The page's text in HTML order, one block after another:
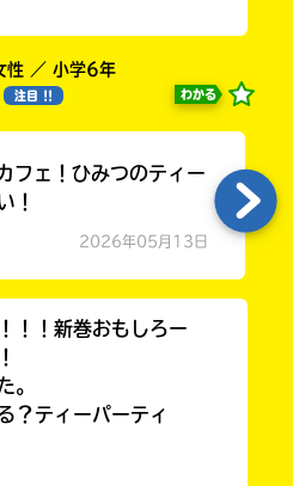
性 ／ 小学6年
注目 !! わかる
フェ！ひみつのティー
！
2026年05月13日
！！新巻おもしろー
。
？ティーパーティ